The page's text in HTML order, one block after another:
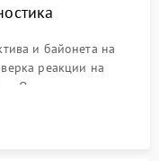
и байонета на
реакции на
Оценка состояния
и вспышки.